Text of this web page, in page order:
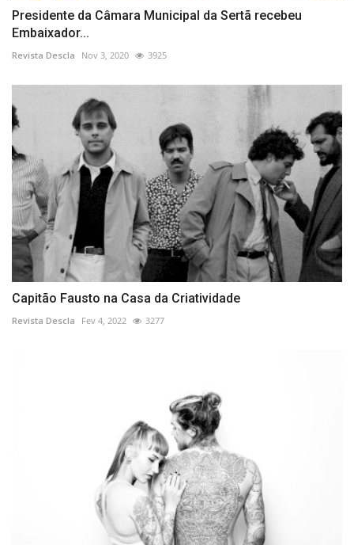
Presidente da Câmara Municipal da Sertã recebeu
Embaixador...
Revista Descla Nov 3, 2020 3925
Capitão Fausto na Casa da Criatividade
Revista Descla Fev 4, 2022 3277